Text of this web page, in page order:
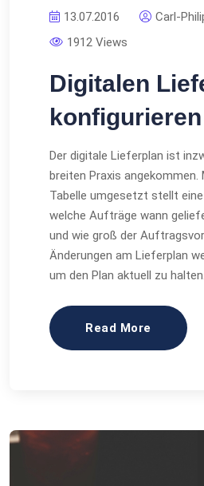
13.07.2016
Carl-
1912 Views
Digitalen
konfigurieren
Der digitale Lieferplan ist
breiten Praxis angekommen.
Tabelle umgesetzt stellt
welche Aufträge wann
und wie groß der
Änderungen am Lieferplan
um den Plan aktuell zu halten.
Read More